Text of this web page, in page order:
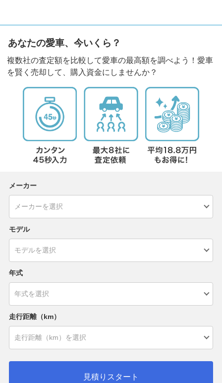
あなたの愛車、今いくら？
複数社の査定額を比較して愛車の最高額を調べよう！愛車
を賢く売却して、購入資金にしませんか？
メーカー
モデル
年式
走行距離（km）
見積りスタート